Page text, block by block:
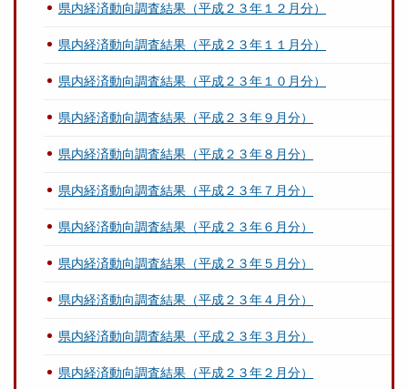
県内経済動向調査結果（平成２３年１２月分）
県内経済動向調査結果（平成２３年１１月分）
県内経済動向調査結果（平成２３年１０月分）
県内経済動向調査結果（平成２３年９月分）
県内経済動向調査結果（平成２３年８月分）
県内経済動向調査結果（平成２３年７月分）
県内経済動向調査結果（平成２３年６月分）
県内経済動向調査結果（平成２３年５月分）
県内経済動向調査結果（平成２３年４月分）
県内経済動向調査結果（平成２３年３月分）
県内経済動向調査結果（平成２３年２月分）